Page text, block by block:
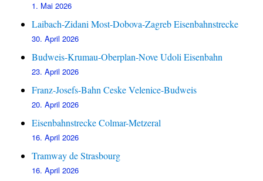
1. Mai 2026
Laibach-Zidani Most-Dobova-Zagreb Eisenbahnstrecke
30. April 2026
Budweis-Krumau-Oberplan-Nove Udoli Eisenbahn
23. April 2026
Franz-Josefs-Bahn Ceske Velenice-Budweis
20. April 2026
Eisenbahnstrecke Colmar-Metzeral
16. April 2026
Tramway de Strasbourg
16. April 2026